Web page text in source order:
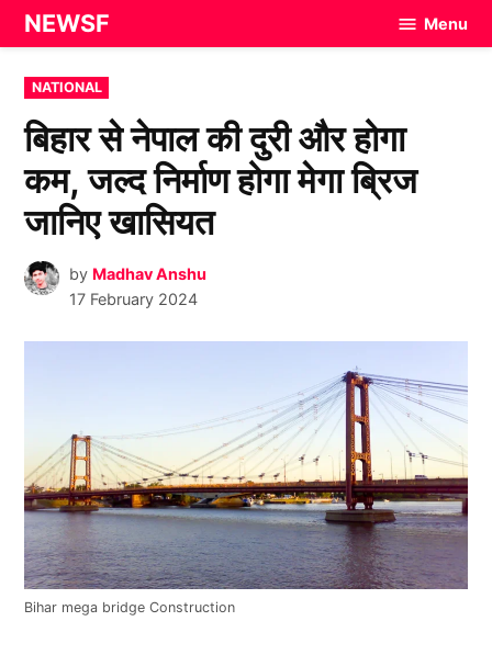
Skip
to
content
NEWSF Menu
POSTED
IN
NATIONAL
बिहार से नेपाल की दुरी और होगा
कम, जल्द निर्माण होगा मेगा ब्रिज
जानिए खासियत
by Madhav Anshu
17 February 2024
Bihar mega bridge Construction